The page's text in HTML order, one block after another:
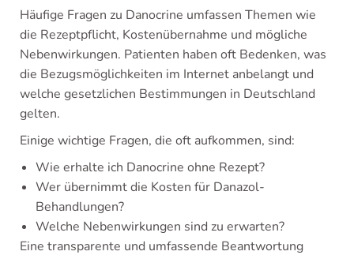
Häufige Fragen zu Danocrine umfassen Themen wie
die Rezeptpflicht, Kostenübernahme und mögliche
Nebenwirkungen. Patienten haben oft Bedenken, was
die Bezugsmöglichkeiten im Internet anbelangt und
welche gesetzlichen Bestimmungen in Deutschland
gelten.
Einige wichtige Fragen, die oft aufkommen, sind:
Wie erhalte ich Danocrine ohne Rezept?
Wer übernimmt die Kosten für Danazol-
Behandlungen?
Welche Nebenwirkungen sind zu erwarten?
Eine transparente und umfassende Beantwortung